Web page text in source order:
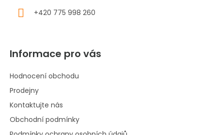
+420 775 998 260
Informace pro vás
Hodnocení obchodu
Prodejny
Kontaktujte nás
Obchodní podmínky